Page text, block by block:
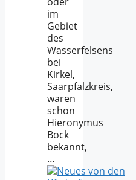
im
Gebiet
des
Wasserfelsens
bei
Kirkel,
Saarpfalzkreis,
waren
schon
Hieronymus
Bock
bekannt,
…